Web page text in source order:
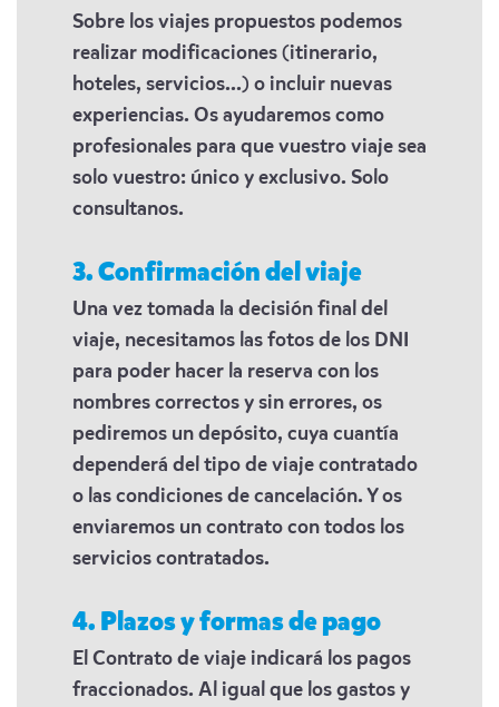
Sobre los viajes propuestos podemos
realizar modificaciones (itinerario,
hoteles, servicios...) o incluir nuevas
experiencias. Os ayudaremos como
profesionales para que vuestro viaje sea
solo vuestro: único y exclusivo. Solo
consultanos.
3. Confirmación del viaje
Una vez tomada la decisión final del
viaje, necesitamos las fotos de los DNI
para poder hacer la reserva con los
nombres correctos y sin errores, os
pediremos un depósito, cuya cuantía
dependerá del tipo de viaje contratado
o las condiciones de cancelación. Y os
enviaremos un contrato con todos los
servicios contratados.
4. Plazos y formas de pago
El Contrato de viaje indicará los pagos
fraccionados. Al igual que los gastos y